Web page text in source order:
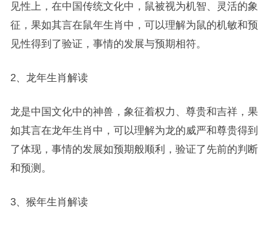
见性上，在中国传统文化中，鼠被视为机智、灵活的象
征，果如其言在鼠年生肖中，可以理解为鼠的机敏和预
见性得到了验证，事情的发展与预期相符。
2、龙年生肖解读
龙是中国文化中的神兽，象征着权力、尊贵和吉祥，果
如其言在龙年生肖中，可以理解为龙的威严和尊贵得到
了体现，事情的发展如预期般顺利，验证了先前的判断
和预测。
3、猴年生肖解读